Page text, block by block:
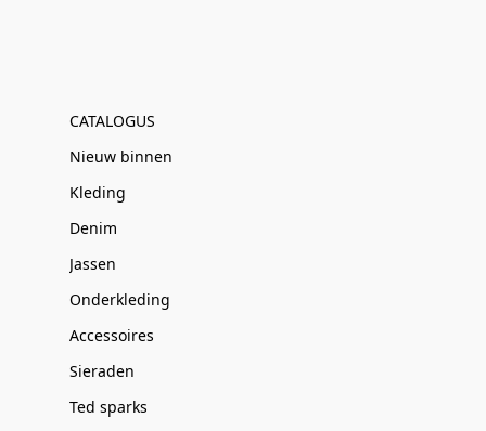
CATALOGUS
Nieuw binnen
Kleding
Denim
Jassen
Onderkleding
Accessoires
Sieraden
Ted sparks